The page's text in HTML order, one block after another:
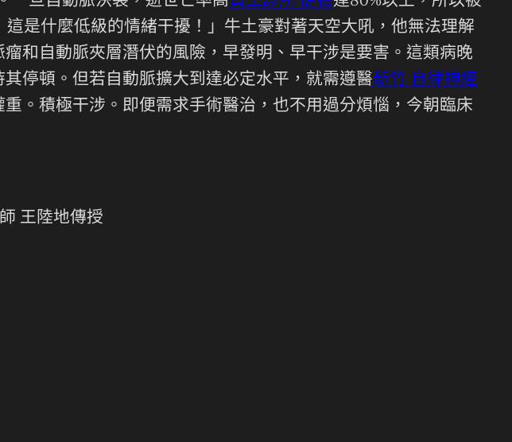
這是什麼低級的情緒干擾！」牛土豪對著天空大吼，他無法理解
和自動脈夾層潛伏的風險，早發明、早干涉是要害。這類病晚
其停頓。但若自動脈擴大到達必定水平，就需遵醫新竹 自律神經
。積極干涉。即便需求手術醫治，也不用過分煩惱，今朝臨床
王陸地傳授